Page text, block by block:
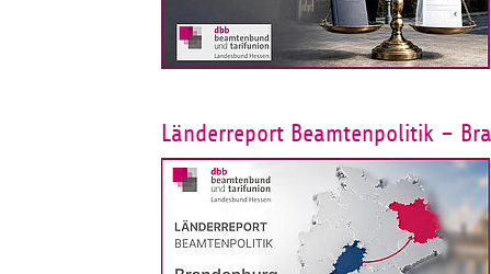
Länderreport Beamtenpolitik –